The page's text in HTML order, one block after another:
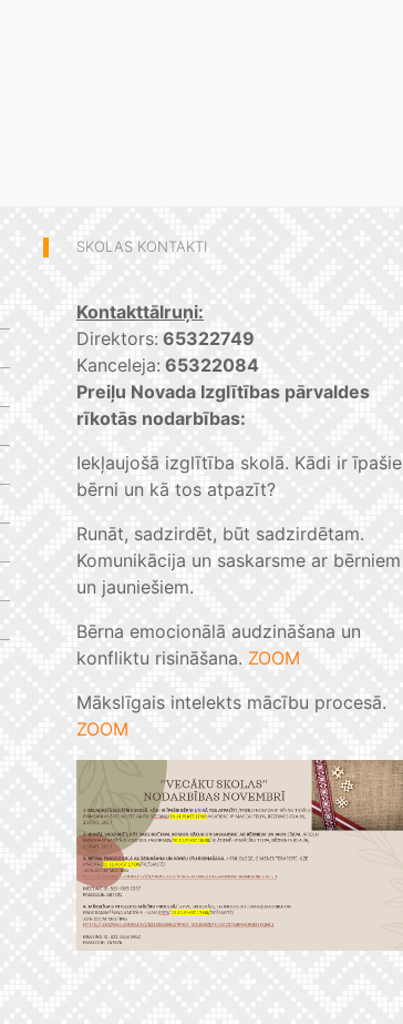
SKOLAS KONTAKTI
Kontakttālruņi:
Direktors: 65322749
Kanceleja: 65322084
Preiļu Novada Izglītības pārvaldes
rīkotās nodarbības:
Iekļaujošā izglītība skolā. Kādi ir īpašie
bērni un kā tos atpazīt?
Runāt, sadzirdēt, būt sadzirdētam.
Komunikācija un saskarsme ar bērniem
un jauniešiem.
Bērna emocionālā audzināšana un
konfliktu risināšana. ZOOM
Mākslīgais intelekts mācību procesā.
ZOOM